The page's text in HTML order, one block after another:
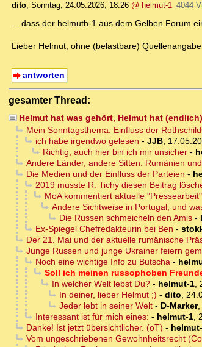
dito, Sonntag, 24.05.2026, 18:26 @ helmut-1 4044
... dass der helmuth-1 aus dem Gelben Forum
Lieber Helmut, ohne (belastbare)
antworten
gesamter Thread:
Helmut hat was gehört, Helmut hat
Mein Sonntagsthema: Einfluss der
ich habe irgendwo gelesen - JJB,
Richtig, auch hier bin ich mir unsicher-
Andere Länder, andere Sitten. Rumänien
Die Medien und der Einfluss der Parteien -
2019 musste R. Tichy diesen Beitrag
MoA kommentiert aktuelle
Andere Sichtweise in Portugal, und
Die Russen schmeicheln den Amis-
Ex-Spiegel Chefredakteurin bei Ben -
Der 21. Mai und der aktuelle rumänische
Junge Russen und junge Ukrainer feiern
Noch eine wichtige Info zu Butscha-
Soll ich meinen russophoben
In welcher Welt lebst Du?- helmut-1,
In deiner, lieber Helmut ;) - dito,
Jeder lebt in seiner Welt- D-Marker,
Interessant ist für mich eines: - helmut-1,
Danke! Ist jetzt übersichtlicher. (oT) -
Vom ungeschriebenen Gewohnheitsrecht